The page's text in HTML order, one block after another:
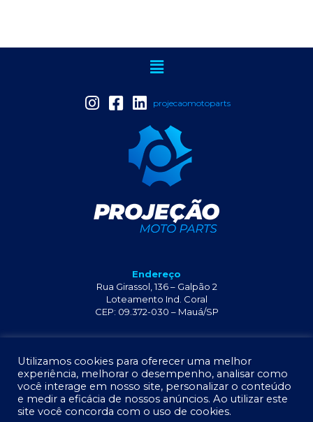
projecaomotoparts
Endereço
Rua Girassol, 136 – Galpão 2
Loteamento Ind. Coral
CEP: 09.372-030 – Mauá/SP
+55 11 2341-6429
Utilizamos cookies para oferecer uma melhor
experiência, melhorar o desempenho, analisar como
você interage em nosso site, personalizar o conteúdo
e medir a eficácia de nossos anúncios. Ao utilizar este
site você concorda com o uso de cookies.